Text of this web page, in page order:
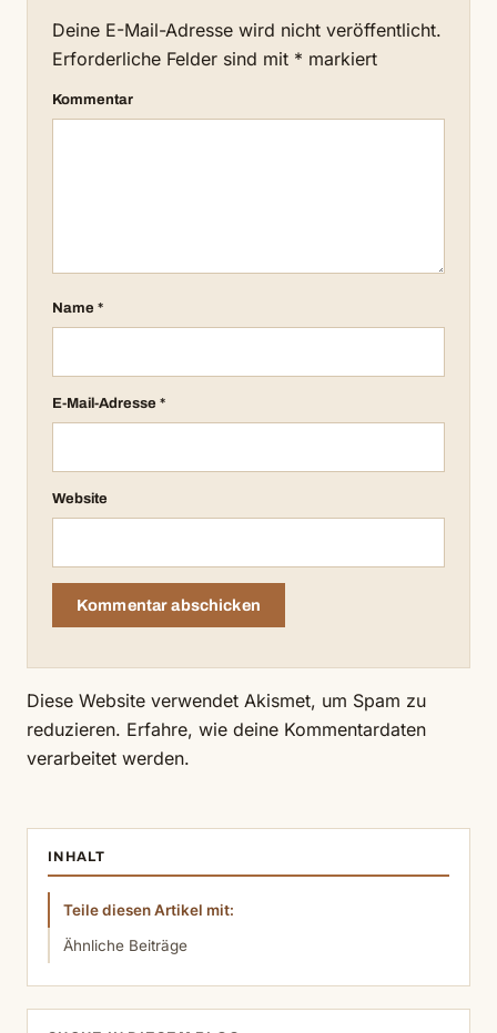
Deine E-Mail-Adresse wird nicht veröffentlicht.
Erforderliche Felder sind mit * markiert
Kommentar
Name *
E-Mail-Adresse *
Website
Diese Website verwendet Akismet, um Spam zu
reduzieren. Erfahre, wie deine Kommentardaten
verarbeitet werden.
INHALT
Teile diesen Artikel mit:
Ähnliche Beiträge